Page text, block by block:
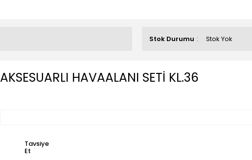
Stok Durumu Stok Yok
AKSESUARLI HAVAALANI SETİ KL.36
Tavsiye
Et